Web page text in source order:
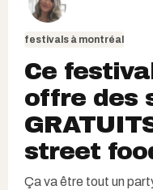
festivals à montréal
Ce
offre des
street
Ça va être tout un